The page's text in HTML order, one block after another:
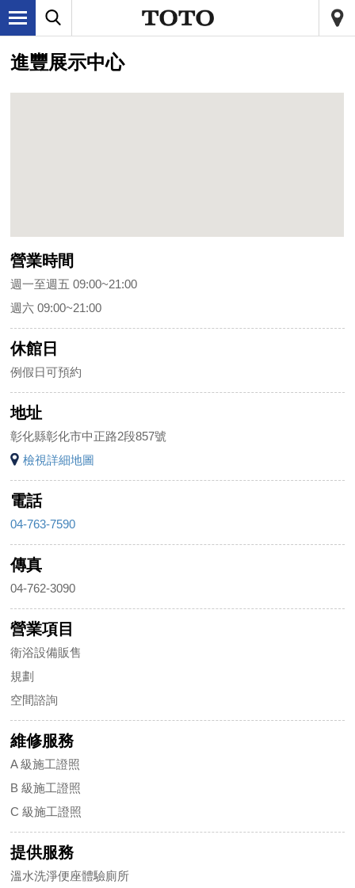
進豐展示中心
營業時間
週一至週五 09:00~21:00
週六 09:00~21:00
休館日
例假日可預約
地址
彰化縣彰化市中正路2段857號
檢視詳細地圖
電話
04-763-7590
傳真
04-762-3090
營業項目
衛浴設備販售
規劃
空間諮詢
維修服務
A 級施工證照
B 級施工證照
C 級施工證照
提供服務
溫水洗淨便座體驗廁所